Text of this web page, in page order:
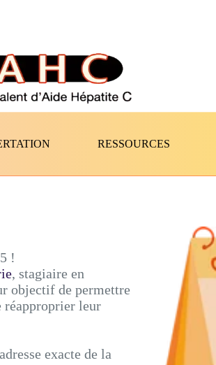
RESSOURCES
!
, stagiaire en
objectif de permettre
réapproprier leur
exacte de la